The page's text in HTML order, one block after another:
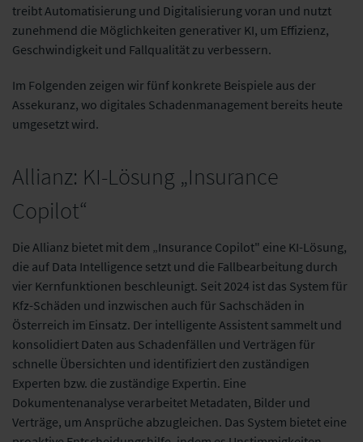
treibt Automatisierung und Digitalisierung voran und nutzt
zunehmend die Möglichkeiten generativer KI, um Effizienz,
Geschwindigkeit und Fallqualität zu verbessern.
Im Folgenden zeigen wir fünf konkrete Beispiele aus der
Assekuranz, wo digitales Schadenmanagement bereits heute
umgesetzt wird.
Allianz: KI-Lösung „Insurance
Copilot“
Die Allianz bietet mit dem „Insurance Copilot" eine KI-Lösung,
die auf Data Intelligence setzt und die Fallbearbeitung durch
vier Kernfunktionen beschleunigt. Seit 2024 ist das System für
Kfz-Schäden und inzwischen auch für Sachschäden in
Österreich im Einsatz. Der intelligente Assistent sammelt und
konsolidiert Daten aus Schadenfällen und Verträgen für
schnelle Übersichten und identifiziert den zuständigen
Experten bzw. die zuständige Expertin. Eine
Dokumentenanalyse verarbeitet Metadaten, Bilder und
Verträge, um Ansprüche abzugleichen. Das System bietet eine